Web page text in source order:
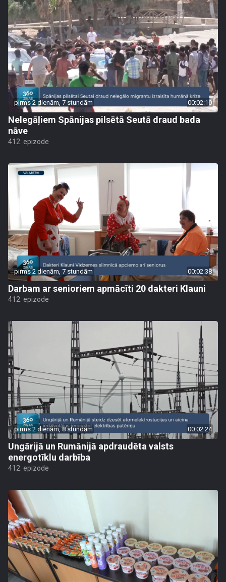
pirms 2 dienām, 7 stundām 00:02:10
Nelegāļiem Spānijas pilsētā Seutā draud bada
nāve
412. epizode
pirms 2 dienām, 7 stundām 00:02:38
Darbam ar senioriem apmācīti 20 dakteri Klauni
412. epizode
pirms 2 dienām, 8 stundām 00:02:24
Ungārijā un Rumānijā apdraudēta valsts
energotīklu darbība
412. epizode